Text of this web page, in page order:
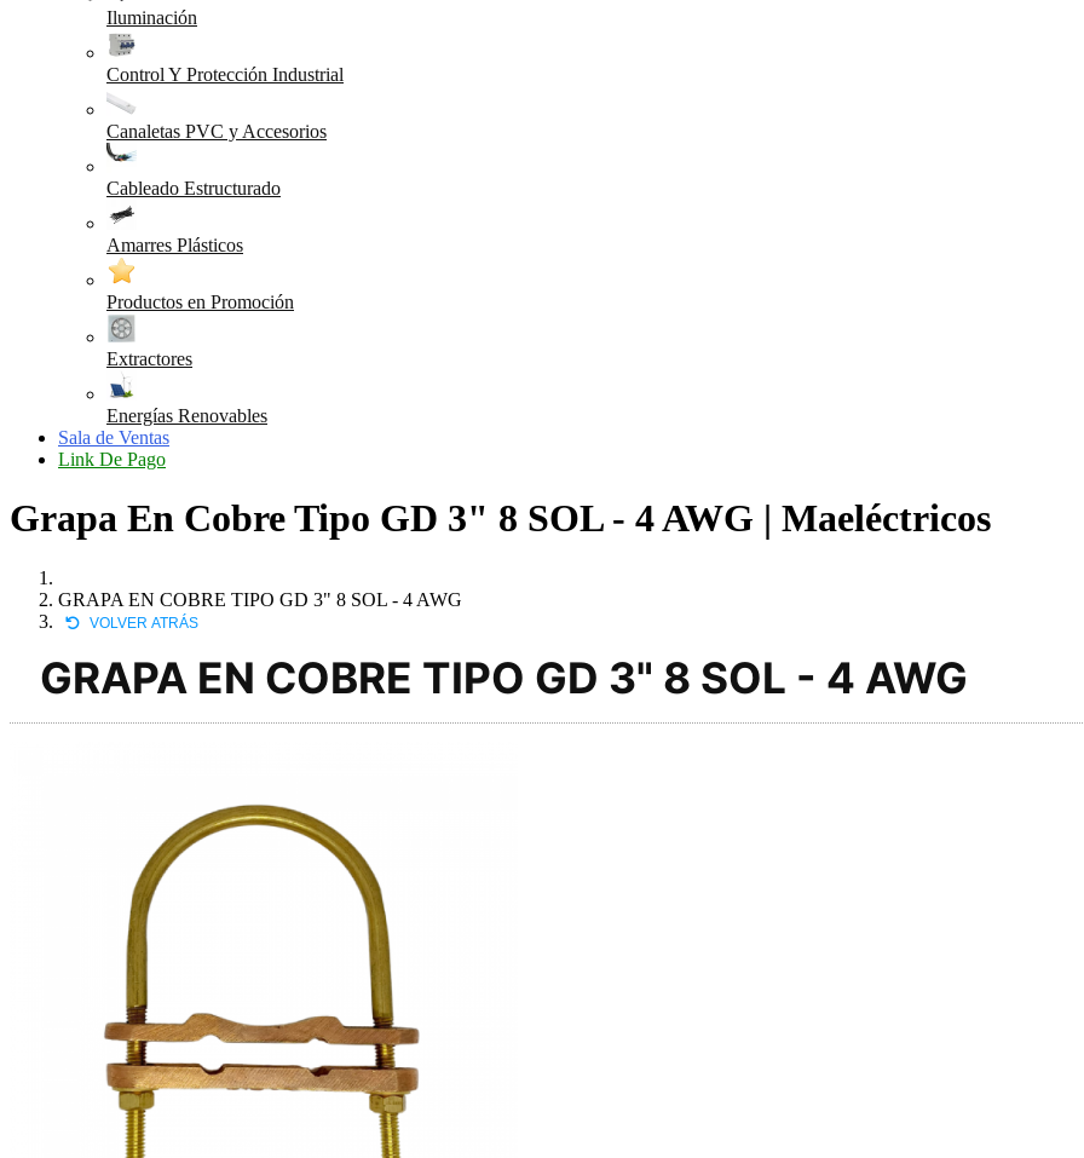
Iluminación
Control Y Protección Industrial
Canaletas PVC y Accesorios
Cableado Estructurado
Amarres Plásticos
Productos en Promoción
Extractores
Energías Renovables
Sala de Ventas
Link De Pago
Grapa En Cobre Tipo GD 3" 8 SOL - 4 AWG | Maeléctricos
GRAPA EN COBRE TIPO GD 3" 8 SOL - 4 AWG
VOLVER ATRÁS
GRAPA EN COBRE TIPO GD 3" 8 SOL - 4 AWG